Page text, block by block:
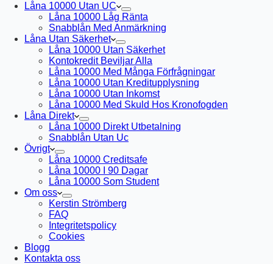
Låna 10000 Utan UC
Låna 10000 Låg Ränta
Snabblån Med Anmärkning
Låna Utan Säkerhet
Låna 10000 Utan Säkerhet
Kontokredit Beviljar Alla
Låna 10000 Med Många Förfrågningar
Låna 10000 Utan Kreditupplysning
Låna 10000 Utan Inkomst
Låna 10000 Med Skuld Hos Kronofogden
Låna Direkt
Låna 10000 Direkt Utbetalning
Snabblån Utan Uc
Övrigt
Låna 10000 Creditsafe
Låna 10000 I 90 Dagar
Låna 10000 Som Student
Om oss
Kerstin Strömberg
FAQ
Integritetspolicy
Cookies
Blogg
Kontakta oss